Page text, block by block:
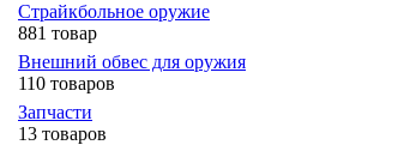
Страйкбольное оружие
881 товар
Внешний обвес для оружия
110 товаров
Запчасти
13 товаров